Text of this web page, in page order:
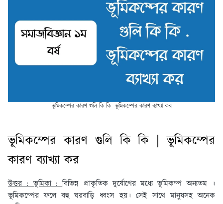
ভূমিকম্পের কারণ গুলি কি কি ভূমিকম্পের কারণ ব্যাখ্যা কর
ভূমিকম্পের কারণ গুলি কি কি | ভূমিকম্পের
কারণ ব্যাখ্যা কর
উত্তর : ভূমিকা :বিভিন্ন প্রাকৃতিক দুর্যোগের মধ্যে ভূমিকম্প অন্যতম ।
ভূমিকম্পের ফলে বহু ঘরবাড়ি ধ্বংস হয়। সেই সাথে মানুষসহ অনেক